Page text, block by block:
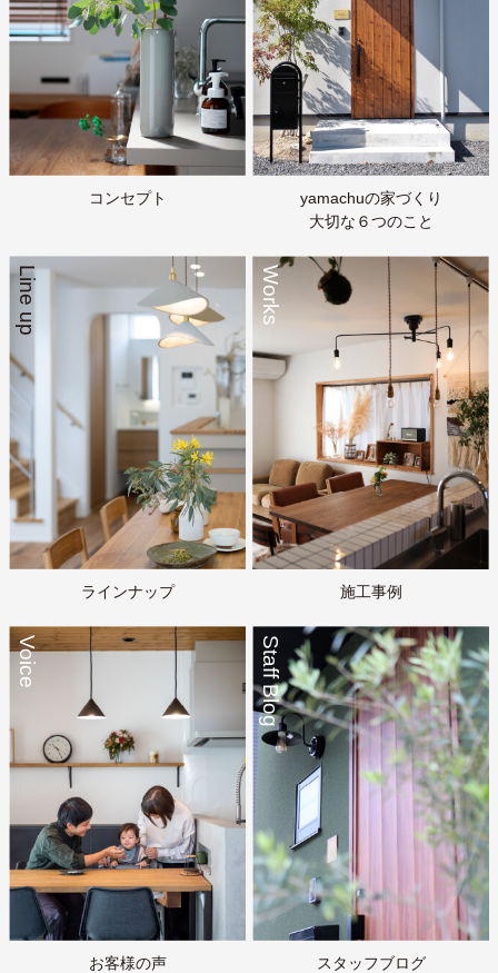
コンセプト
yamachuの家づくり
大切な６つのこと
Line up
ラインナップ
Works
施工事例
Voice
お客様の声
Staff Blog
スタッフブログ